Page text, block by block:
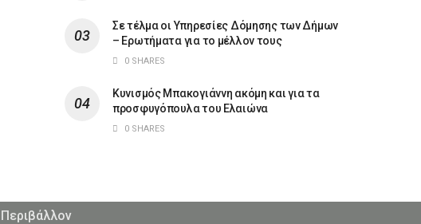
Σε τέλμα οι Υπηρεσίες Δόμησης των Δήμων
– Ερωτήματα για το μέλλον τους
0 SHARES
Κυνισμός Μπακογιάννη ακόμη και για τα
προσφυγόπουλα του Ελαιώνα
0 SHARES
Περιβάλλον